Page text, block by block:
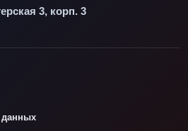
3, корп. 3
данных